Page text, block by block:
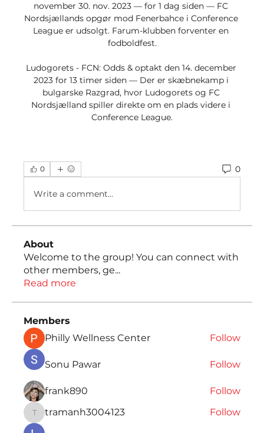
november 30. nov. 2023 — for 1 dag siden — FC
Nordsjællands opgør mod Fenerbahce i Conference
League er udsolgt. Farum-klubben forventer en
fodboldfest.
Ludogorets - FCN: Odds & optakt den 14. december
2023 for 13 timer siden — Der er skæbnekamp i
bulgarske Razgrad, hvor Ludogorets og FC
Nordsjælland spiller direkte om en plads videre i
Conference League.
0 0
Write a comment...
About
Welcome to the group! You can connect with
other members, ge...
Read more
Members
Philly Wellness Center
Follow
Sonu Pawar Follow
frank890 Follow
tramanh3004123
tramanh3004123 Follow